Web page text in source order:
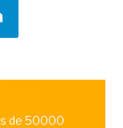
de 50000